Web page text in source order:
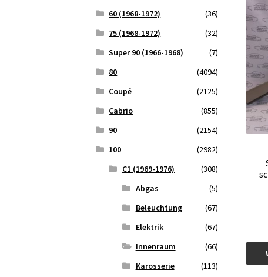
60 (1968-1972)
(36)
75 (1968-1972)
(32)
Super 90 (1966-1968)
(7)
80
(4094)
Coupé
(2125)
Cabrio
(855)
90
(2154)
100
(2982)
C1 (1969-1976)
(308)
Abgas
(5)
Beleuchtung
(67)
Elektrik
(67)
Innenraum
(66)
Karosserie
(113)